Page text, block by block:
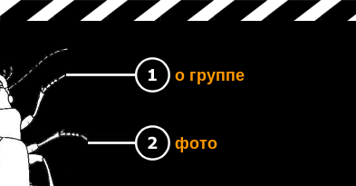
о группе
фото